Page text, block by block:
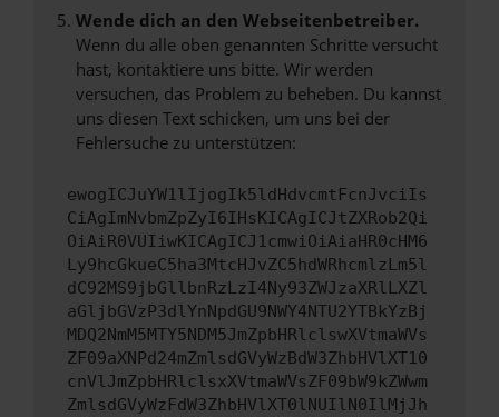
Wende dich an den Webseitenbetreiber.
Wenn du alle oben genannten Schritte versucht
hast, kontaktiere uns bitte. Wir werden
versuchen, das Problem zu beheben. Du kannst
uns diesen Text schicken, um uns bei der
Fehlersuche zu unterstützen:
ewogICJuYW1lIjogIk5ldHdvcmtFcnJvciIs
CiAgImNvbmZpZyI6IHsKICAgICJtZXRob2Qi
OiAiR0VUIiwKICAgICJ1cmwiOiAiaHR0cHM6
Ly9hcGkueC5ha3MtcHJvZC5hdWRhcmlzLm5l
dC92MS9jbGllbnRzLzI4Ny93ZWJzaXRlLXZl
aGljbGVzP3dlYnNpdGU9NWY4NTU2YTBkYzBj
MDQ2NmM5MTY5NDM5JmZpbHRlclswXVtmaWVs
ZF09aXNPd24mZmlsdGVyWzBdW3ZhbHVlXT10
cnVlJmZpbHRlclsxXVtmaWVsZF09bW9kZWwm
ZmlsdGVyWzFdW3ZhbHVlXT0lNUIlN0IlMjJh